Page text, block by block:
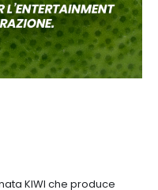
KIWI che produce